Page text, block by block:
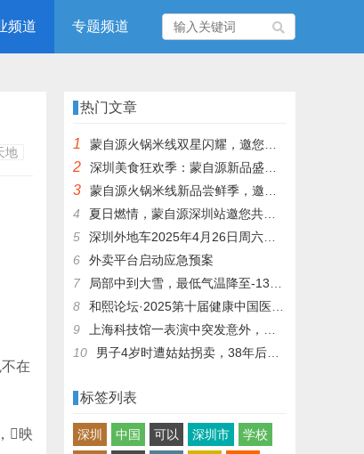
频道 专题频道
地
在
映
热门文章
1 蒙自源火锅米线双星闪耀，邀您共享辣爽夏日盛宴！
2 深圳美食狂欢季：蒙自源新品盛宴邀您品尝
3
蒙自源火锅米线新品尝鲜季，邀您共享味蕾盛宴！
4
夏日燃情，蒙自源深圳站邀您共赴美食盛宴！
5
深圳外地车2025年4月26日周六限行吗
6
外卖平台启动应急预案
7
局部中到大雪，最低气温降至-13℃，济南今冬的第一场雪，或跟去年同一时间！
8
和熙论坛·2025第十届健康中国医药连锁发展论坛在泰州举办
9
上海科技馆一表演中突发意外，机器人从高处坠落摔毁
10
男子4岁时遭姑姑拐卖，38年后终回家认亲！聋哑父母苦寻多年，母亲已抱憾离世丨红星寻人
标签列表
深圳 中国 可以 深圳市
学校